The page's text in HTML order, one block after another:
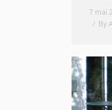
7 mai
By